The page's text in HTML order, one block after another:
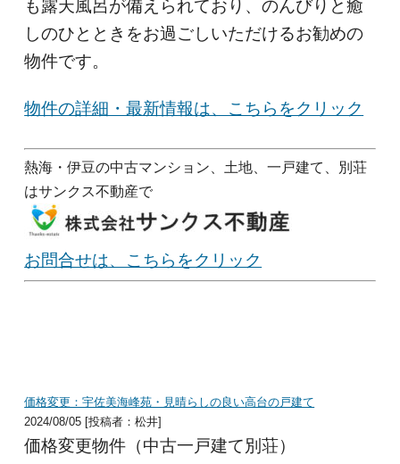
も露天風呂が備えられており、のんびりと癒
しのひとときをお過ごしいただけるお勧めの
物件です。
物件の詳細・最新情報は、こちらをクリック
熱海・伊豆の中古マンション、土地、一戸建て、別荘
はサンクス不動産で
お問合せは、こちらをクリック
価格変更：宇佐美海峰苑・見晴らしの良い高台の戸建て
2024/08/05 [投稿者：松井]
価格変更物件（中古一戸建て別荘）